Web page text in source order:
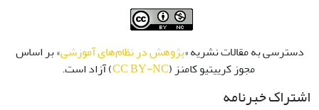
دسترسی به مقالات نشریه «پژوهش در نظام‌های آموزشی» بر اساس
مجوز کرییتیو کامنز (CC BY-NC) آزاد است.
اشتراک خبرنامه